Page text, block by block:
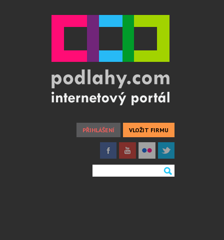
VLOŽIT FIRMU
PŘIHLÁŠENÍ